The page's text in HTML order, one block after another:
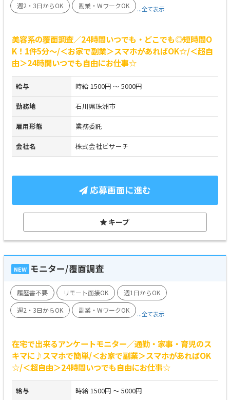
週2・3日からOK
副業・WワークOK ...全て表示
美容系の覆面調査／24時間いつでも・どこでも◎短時間O
K！1件5分～/＜お家で副業＞スマホがあればOK☆/＜超自
由＞24時間いつでも自由にお仕事☆
給与 時給 1500円 ～ 5000円
勤務地 石川県珠洲市
雇用形態 業務委託
会社名 株式会社ビサーチ
応募画面に進む
キープ
NEW モニター/覆面調査
履歴書不要 リモート面接OK
週1日からOK
週2・3日からOK
副業・WワークOK ...全て表示
在宅で出来るアンケートモニター／通勤・家事・育児のス
キマに♪スマホで簡単/＜お家で副業＞スマホがあればOK
☆/＜超自由＞24時間いつでも自由にお仕事☆
給与 時給 1500円 ～ 5000円